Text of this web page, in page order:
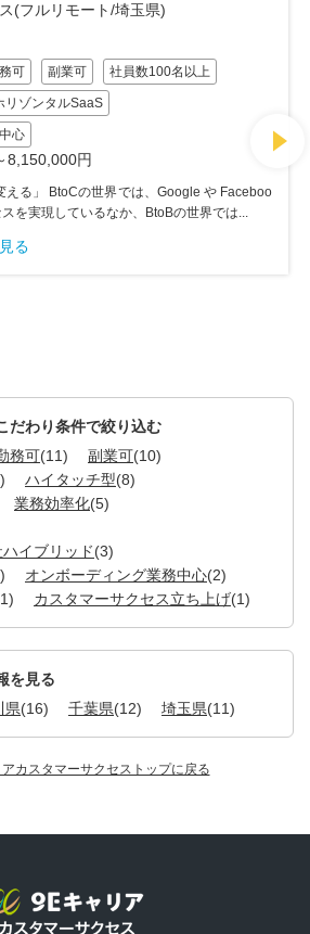
(フルリモート/埼玉県)
可
副業可 社員数100名以上
リゾンタルSaaS
心
8,150,000円
える」 BtoCの世界では、Google や Faceboo
を実現しているなか、BtoBの世界では...
る
だわり条件で絞り込む
務可(11) 副業可(10)
ハイタッチ型(8)
業務効率化(5)
イブリッド(3)
オンボーディング業務中心(2)
カスタマーサクセス立ち上げ(1)
を見る
県(16) 千葉県(12) 埼玉県(11)
カスタマーサクセストップに戻る